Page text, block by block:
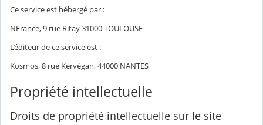
Ce service est hébergé par :
NFrance, 9 rue Ritay 31000 TOULOUSE
L’éditeur de ce service est :
Kosmos, 8 rue Kervégan, 44000 NANTES
Propriété intellectuelle
Droits de propriété intellectuelle sur le site